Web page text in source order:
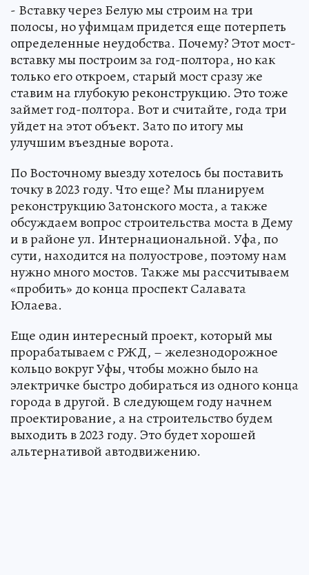
- Вставку через Белую мы строим на три
полосы, но уфимцам придется еще потерпеть
определенные неудобства. Почему? Этот мост-
вставку мы построим за год-полтора, но как
только его откроем, старый мост сразу же
ставим на глубокую реконструкцию. Это тоже
займет год-полтора. Вот и считайте, года три
уйдет на этот объект. Зато по итогу мы
улучшим въездные ворота.
По Восточному выезду хотелось бы поставить
точку в 2023 году. Что еще? Мы планируем
реконструкцию Затонского моста, а также
обсуждаем вопрос строительства моста в Дему
и в районе ул. Интернациональной. Уфа, по
сути, находится на полуострове, поэтому нам
нужно много мостов. Также мы рассчитываем
«пробить» до конца проспект Салавата
Юлаева.
Еще один интересный проект, который мы
прорабатываем с РЖД, – железнодорожное
кольцо вокруг Уфы, чтобы можно было на
электричке быстро добираться из одного конца
города в другой. В следующем году начнем
проектирование, а на строительство будем
выходить в 2023 году. Это будет хорошей
альтернативой автодвижению.